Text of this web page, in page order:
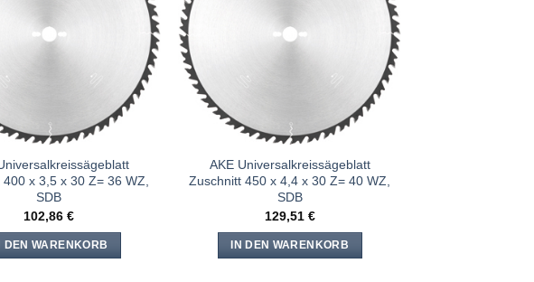
x 3,5 x 30 Z= 36 WZ,
SDB
102,86 €
DEN WARENKORB
AKE Universalkreissägeblatt
Zuschnitt 450 x 4,4 x 30 Z= 40 WZ,
SDB
129,51 €
IN DEN WARENKORB